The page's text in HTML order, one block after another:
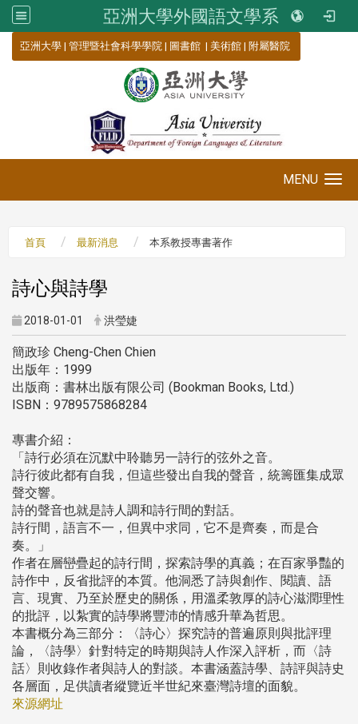
亞洲大學外國語文學系
亞洲大學 | 管理暨社會科學學院 | 圖書館 | 美術館 | 附屬醫院
MENU
首頁 最新消息 本系教授專書著作
詩心與詩學
2018-01-01 洪瑩婕
簡政珍 Cheng-Chen Chien
出版年：1999
出版商：書林出版有限公司 (Bookman Books, Ltd.)
ISBN：9789575868284
專書介紹：
「詩行必須在沉默中聆聽另一詩行的弦外之音。
詩行彼此都有自我，但這些發出自我的聲音，統籌匯集成眾
聲交響。
詩的聲音也就是詩人調和詩行間的對話。
詩行間，語言不一，但異中求同，它不是齊奏，而是合
奏。」
作者在層巒疊起的詩行間，探索詩學的真義；在百家爭豔的
詩作中，反省批評的本質。他洞悉了詩與創作、閱讀、語
言、現實、乃至於歷史的關係，用溫柔敦厚的詩心滋潤理性
的批評，以紮實的詩學將豐沛的情感升華為哲思。
本書概分為三部分：〈詩心〉探究詩的普遍原則與批評理
論，〈詩學〉針對特定的時期與詩人作深入評析，而〈詩
話〉則收錄作者與詩人的對談。本書涵蓋詩學、詩評與詩史
各層面，足供讀者縱覽近半世紀來臺灣詩壇的面貌。
來源網址